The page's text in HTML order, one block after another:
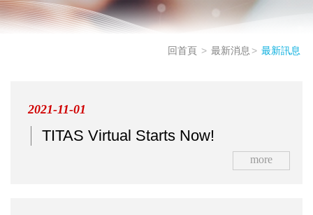
回首頁 最新消息 最新訊息
2021-11-01
TITAS Virtual Starts Now!
more